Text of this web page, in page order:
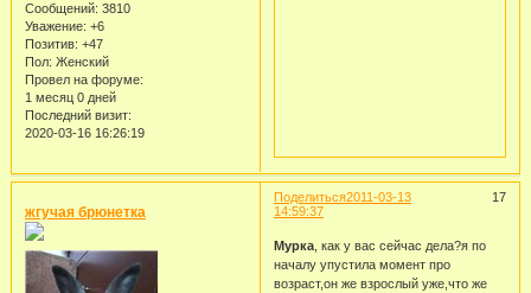
Сообщений: 3810
Уважение: +6
Позитив: +47
Пол: Женский
Провел на форуме:
1 месяц 0 дней
Последний визит:
2020-03-16 16:26:19
Поделиться 17
2011-03-13
14:59:37
жгучая брюнетка
Мурка, как у вас сейчас дела?я по
началу упустила момент про
возраст,он же взрослый уже,что же